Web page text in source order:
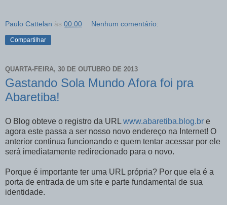
Paulo Cattelan às 00:00 Nenhum comentário:
Compartilhar
QUARTA-FEIRA, 30 DE OUTUBRO DE 2013
Gastando Sola Mundo Afora foi pra
Abaretiba!
O Blog obteve o registro da URL www.abaretiba.blog.br e
agora este passa a ser nosso novo endereço na Internet! O
anterior continua funcionando e quem tentar acessar por ele
será imediatamente redirecionado para o novo.
Porque é importante ter uma URL própria? Por que ela é a
porta de entrada de um site e parte fundamental de sua
identidade.